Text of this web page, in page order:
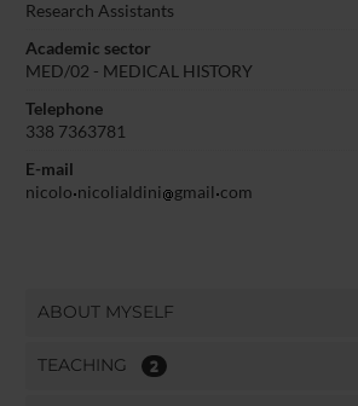
Research Assistants
Academic sector
MED/02 - MEDICAL HISTORY
Telephone
338 7363781
E-mail
nicolo nicolialdini gmail com
ABOUT MYSELF
TEACHING 2